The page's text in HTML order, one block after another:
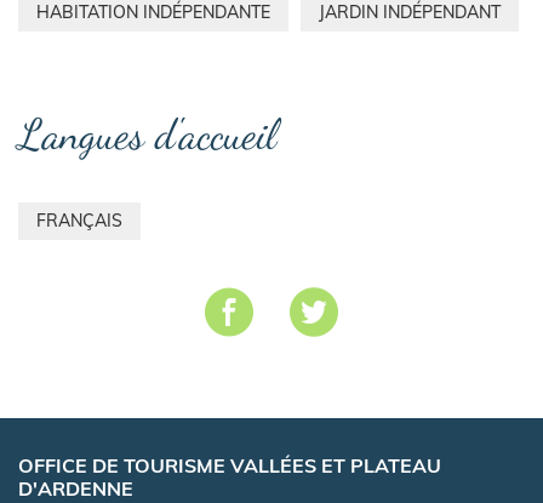
HABITATION INDÉPENDANTE JARDIN INDÉPENDANT
Langues d'accueil
FRANÇAIS
OFFICE DE TOURISME VALLÉES ET PLATEAU
D'ARDENNE